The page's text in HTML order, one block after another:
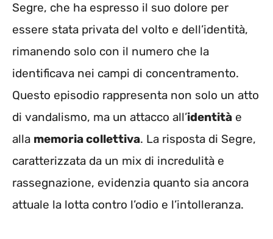
Segre, che ha espresso il suo dolore per
essere stata privata del volto e dell’identità,
rimanendo solo con il numero che la
identificava nei campi di concentramento.
Questo episodio rappresenta non solo un atto
di vandalismo, ma un attacco all’identità e
alla memoria collettiva. La risposta di Segre,
caratterizzata da un mix di incredulità e
rassegnazione, evidenzia quanto sia ancora
attuale la lotta contro l’odio e l’intolleranza.